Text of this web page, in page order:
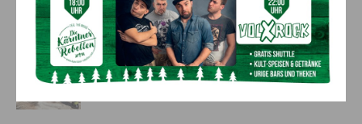
50 Liter Kraftstoff ausgetreten:
Feuerwehreinsatz in Möderndorf